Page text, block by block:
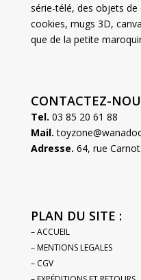
série-télé, des objets de
cookies, mugs 3D,
que de la petite
CONTACTEZ-
Tel. 03 85 20 61 88
Mail.
Adresse. 64, rue
PLAN DU SITE :
– ACCUEIL
– MENTIONS LEGALES
– CGV